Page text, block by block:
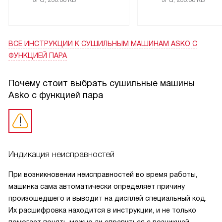
ВСЕ ИНСТРУКЦИИ К СУШИЛЬНЫМ МАШИНАМ ASKO С
ФУНКЦИЕЙ ПАРА
Почему стоит выбрать сушильные машины
Asko с функцией пара
Индикация неисправностей
При возникновении неисправностей во время работы,
машинка сама автоматически определяет причину
произошедшего и выводит на дисплей специальный код.
Их расшифровка находится в инструкции, и не только